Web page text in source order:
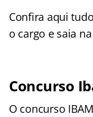
Confira aqui
o cargo e saia
Concurso
O concurso